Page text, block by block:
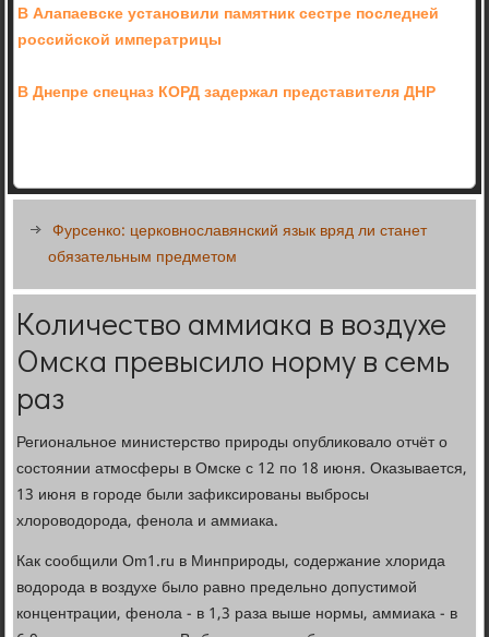
В Алапаевске установили памятник сестре последней
российской императрицы
В Днепре спецназ КОРД задержал представителя ДНР
Фурсенко: церковнославянский язык вряд ли станет
обязательным предметом
Количество аммиака в воздухе
Омска превысило норму в семь
раз
Региональное министерство природы опубликовало отчёт о
состоянии атмосферы в Омске с 12 по 18 июня. Оказывается,
13 июня в городе были зафиксированы выбросы
хлороводорода, фенола и аммиака.
Как сообщили Om1.ru в Минприроды, содержание хлорида
водорода в воздухе было равно предельно допустимой
концентрации, фенола - в 1,3 раза выше нормы, аммиака - в